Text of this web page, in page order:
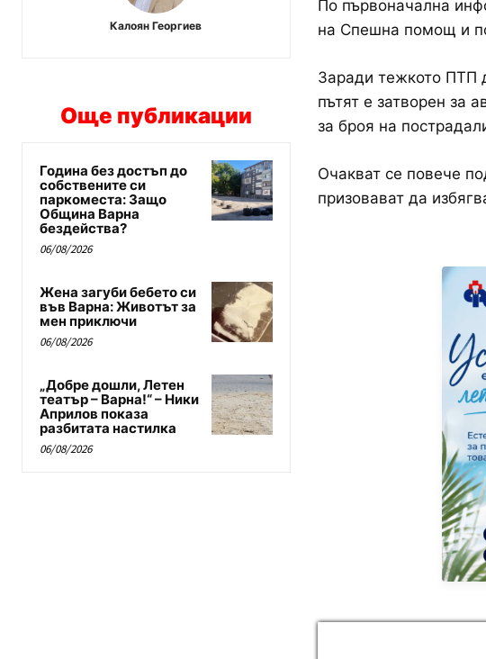
Калоян Георгиев
Още публикации
Година без достъп до
собствените си
паркоместа: Защо
Община Варна
бездейства?
06/08/2026
Жена загуби бебето си
във Варна: Животът за
мен приключи
06/08/2026
„Добре дошли, Летен
театър – Варна!“ – Ники
Априлов показа
разбитата настилка
06/08/2026
По първоначална
на Спешна помощ и
Заради тежкото ПТП
пътят е затворен за
за броя на
Очакват се повече
призовават да